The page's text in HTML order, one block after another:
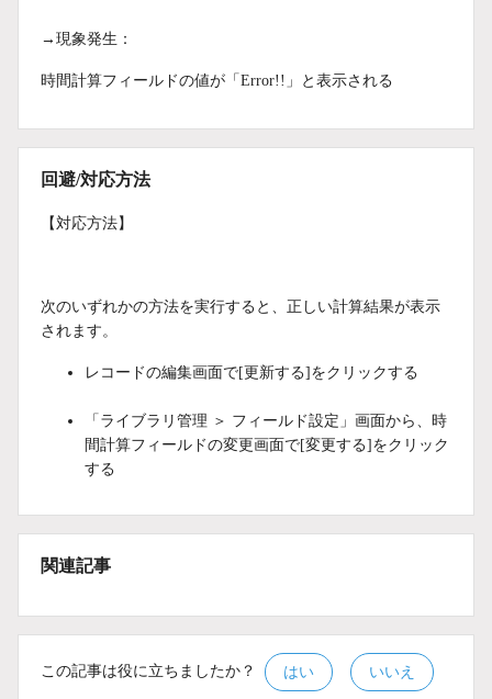
→現象発生：
時間計算フィールドの値が「Error!!」と表示される
回避/対応方法
【対応方法】
次のいずれかの方法を実行すると、正しい計算結果が表示
されます。
レコードの編集画面で[更新する]をクリックする
「ライブラリ管理 ＞ フィールド設定」画面から、時
間計算フィールドの変更画面で[変更する]をクリック
する
関連記事
この記事は役に立ちましたか？ はい いいえ